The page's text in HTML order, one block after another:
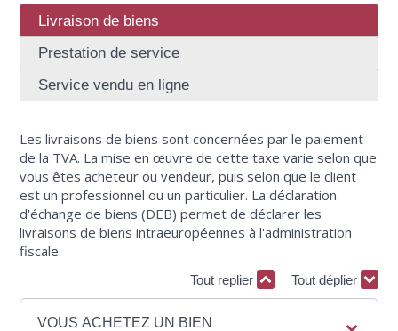
Livraison de biens
Prestation de service
Service vendu en ligne
Les livraisons de biens sont concernées par le paiement
de la TVA. La mise en œuvre de cette taxe varie selon que
vous êtes acheteur ou vendeur, puis selon que le client
est un professionnel ou un particulier. La déclaration
d'échange de biens (DEB) permet de déclarer les
livraisons de biens intraeuropéennes à l'administration
fiscale.
Tout replier Tout déplier
VOUS ACHETEZ UN BIEN